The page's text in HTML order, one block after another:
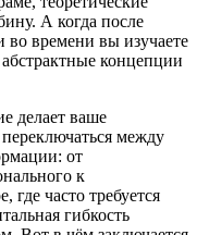
А когда после
во времени вы изучаете
концепции
делает ваше
между
от
к
часто требуется
гибкость